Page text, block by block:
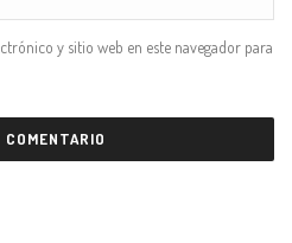
y sitio web en este navegador para